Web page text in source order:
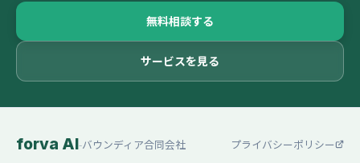
無料相談する
サービスを見る
forva AI-バウンディア合同会社 プライバシーポリシー